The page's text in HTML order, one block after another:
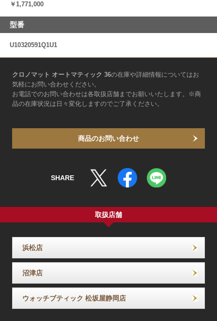
￥1,771,000
型番
U10320591Q1U1
クロノマット オートマティック 36の在庫や詳細情報についてはお
気軽にお問い合わせください。
お電話でのお問い合わせは各取扱店舗までお願いいたします。※商
品の在庫状況は日々変化しますのでご了承ください。
商品のお問い合わせ
SHARE
取扱店舗
浜松店
沼津店
ウォッチブティック 松坂屋静岡店